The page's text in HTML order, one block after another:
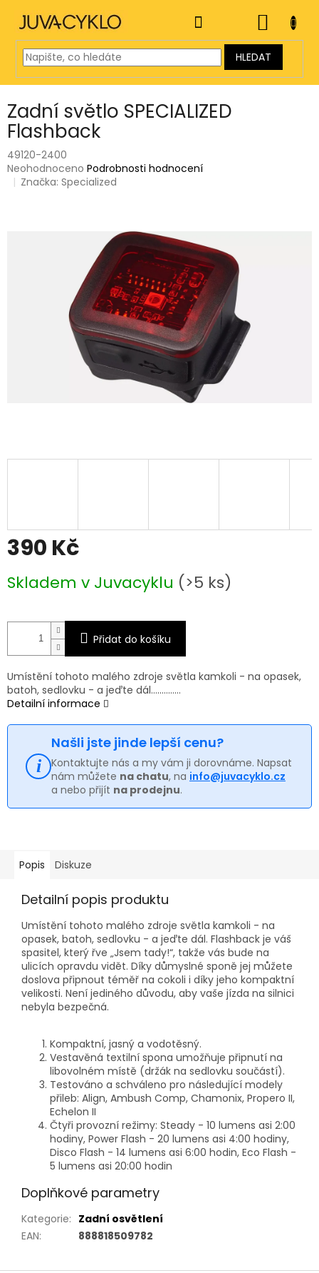
obsah
HLEDAT
KOŠÍK
Zadní světlo SPECIALIZED
Flashback
49120-2400
Průměrné
hodnocení
Neohodnoceno Podrobnosti hodnocení
Značka:Specialized
390 Kč
cena:
Skladem v Juvacyklu (>5 ks)
Přidat do košíku
Umístění tohoto malého zdroje světla kamkoli - na opasek,
batoh, sedlovku - a jeďte dál..............
Detailní informace
Našli jste jinde lepší cenu?
Kontaktujte nás a my vám ji dorovnáme. Napsat
nám můžete na chatu, na info@juvacyklo.cz
a nebo přijít na prodejnu.
Popis Diskuze
Detailní popis produktu
Umístění tohoto malého zdroje světla kamkoli - na
opasek, batoh, sedlovku - a jeďte dál. Flashback je váš
spasitel, který řve „Jsem tady!“, takže vás bude na
ulicích opravdu vidět. Díky důmyslné sponě jej můžete
doslova připnout téměř na cokoli i díky jeho kompaktní
velikosti. Není jediného důvodu, aby vaše jízda na silnici
nebyla bezpečná.
Kompaktní, jasný a vodotěsný.
Vestavěná textilní spona umožňuje připnutí na
libovolném místě (držák na sedlovku součástí).
Testováno a schváleno pro následující modely
přileb: Align, Ambush Comp, Chamonix, Propero II,
Echelon II
Čtyři provozní režimy: Steady - 10 lumens asi 2:00
hodiny, Power Flash - 20 lumens asi 4:00 hodiny,
Disco Flash - 14 lumens asi 6:00 hodin, Eco Flash -
5 lumens asi 20:00 hodin
Doplňkové parametry
Kategorie: Zadní osvětlení
EAN: 888818509782